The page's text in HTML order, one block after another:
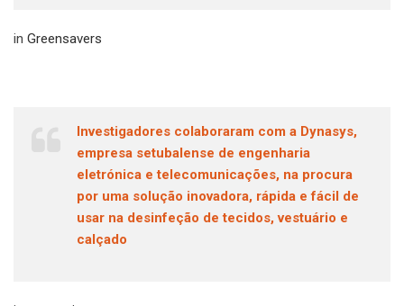
in Greensavers
Investigadores colaboraram com a Dynasys,
empresa setubalense de engenharia
eletrónica e telecomunicações, na procura
por uma solução inovadora, rápida e fácil de
usar na desinfeção de tecidos, vestuário e
calçado